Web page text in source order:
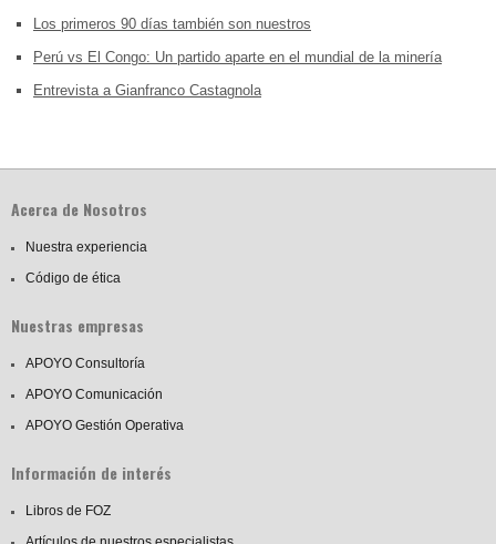
Los primeros 90 días también son nuestros
Perú vs El Congo: Un partido aparte en el mundial de la minería
Entrevista a Gianfranco Castagnola
Acerca de Nosotros
Nuestra experiencia
Código de ética
Nuestras empresas
APOYO Consultoría
APOYO Comunicación
APOYO Gestión Operativa
Información de interés
Libros de FOZ